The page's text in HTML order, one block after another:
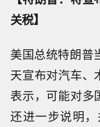
关税】
美国总统特朗普
天宣布对汽车、
表示，可能对多
还进一步说明